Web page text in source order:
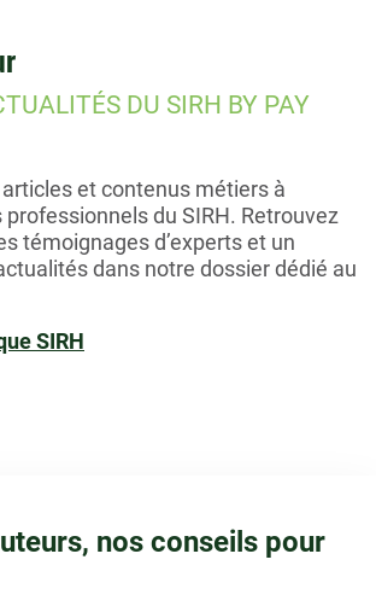
DU SIRH BY PAY
et contenus métiers à
du SIRH. Retrouvez
témoignages d’experts et un
dans notre dossier dédié au
SIRH
nos conseils pour